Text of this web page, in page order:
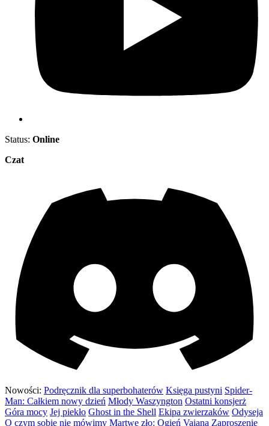
Status: Online
Czat
Nowości: Podręcznik dla superbohaterów Księga pustyni Spider-
Man: Całkiem nowy dzień Młody Waszyngton Ostatni konsjerż
Góra mocy Jej piekło Ghost in the Shell Ekipa zwierzaków Odyseja
O czym sobie nie mówimy Martwe zło: Ogień Vaiana Zaproszenie